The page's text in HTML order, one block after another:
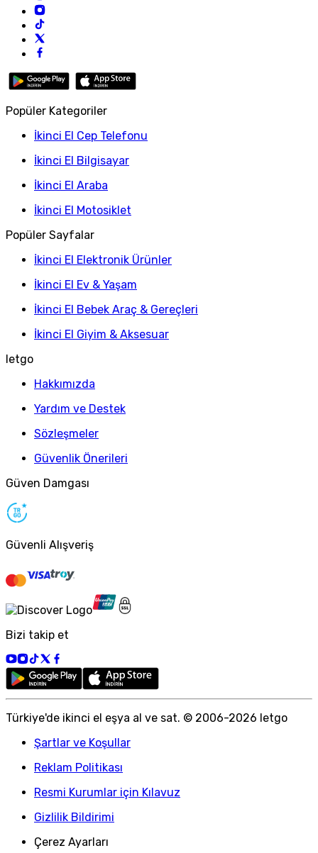
Popüler Kategoriler
İkinci El Cep Telefonu
İkinci El Bilgisayar
İkinci El Araba
İkinci El Motosiklet
Popüler Sayfalar
İkinci El Elektronik Ürünler
İkinci El Ev & Yaşam
İkinci El Bebek Araç & Gereçleri
İkinci El Giyim & Aksesuar
letgo
Hakkımızda
Yardım ve Destek
Sözleşmeler
Güvenlik Önerileri
Güven Damgası
Güvenli Alışveriş
Bizi takip et
Türkiye'de ikinci el eşya al ve sat. © 2006-2026 letgo
Şartlar ve Koşullar
Reklam Politikası
Resmi Kurumlar için Kılavuz
Gizlilik Bildirimi
Çerez Ayarları